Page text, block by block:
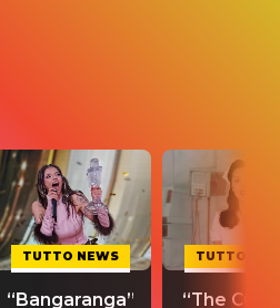
TUTTO NEWS
“Bangaranga”
TUTTO
“The